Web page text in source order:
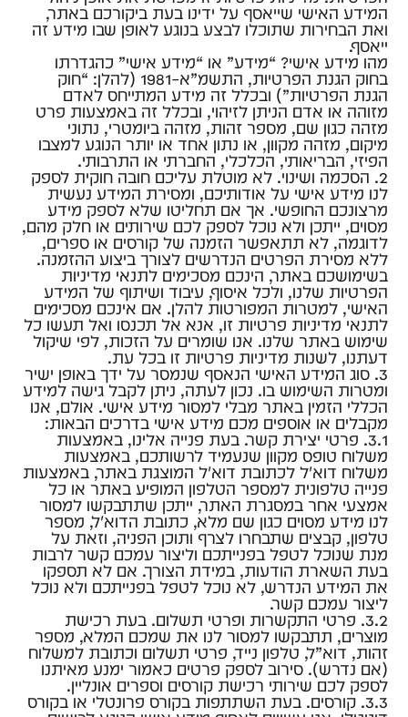
המידע האישי שייאסף על ידינו בעת ביקורכם באתר,
ואת הבחירות שתוכלו לבצע בנוגע לאופן שבו מידע זה
ייאסף.
מהו מידע אישי? “מידע” או “מידע אישי” כהגדרתו
בחוק הגנת הפרטיות, התשמ”א–1981 (להלן: “חוק
הגנת הפרטיות”) ובכלל זה מידע המתייחס לאדם
מזוהה או אדם הניתן לזיהוי, ובכלל זה באמצעות פרט
מזהה כגון שם, מספר זהות, מזהה ביומטרי, נתוני
מיקום, מזהה מקוון, או נתון אחד או יותר הנוגע למצבו
הפיזי, הבריאותי, הכלכלי, החברתי או התרבותי.
2. הסכמה ושינוי. לא מוטלת עליכם חובה חוקית לספק
לנו מידע אישי על אודותיכם, ומסירת המידע נעשית
מרצונכם החופשי. אך אם תחליטו שלא לספק מידע
מסוים, ייתכן ולא נוכל לספק לכם שירותים או חלק מהם,
לדוגמה, לא תתאפשר הזמנה של קורסים או ספרים,
ללא מסירת הפרטים הנדרשים לצורך ביצוע ההזמנה.
בשימושכם באתר, הינכם מסכימים לתנאי מדיניות
הפרטיות שלנו, ולכל איסוף, עיבוד ושיתוף של המידע
האישי, למטרות המפורטות להלן. אם אינכם מסכימים
לתנאי מדיניות פרטיות זו, אנא אל תכנסו ואל תעשו כל
שימוש באתר שלנו. אנו שומרים על הזכות, לפי שיקול
דעתנו, לשנות מדיניות פרטיות זו בכל עת.
3. סוג המידע האישי הנאסף שנמסר על ידך באופן ישיר
ומטרות השימוש בו. נכון לעתה, ניתן לקבל גישה למידע
הכללי הזמין באתר מבלי למסור מידע אישי. אולם, אנו
מקבלים או אוספים מכם מידע אישי בדרכים הבאות:
3.1. פרטי יצירת קשר. בעת פנייה אלינו, באמצעות
משלוח טופס מקוון שנעמיד לרשותכם, באמצעות
משלוח דוא״ל לכתובת דוא״ל המוצגת באתר, באמצעות
פנייה טלפונית למספר הטלפון המופיע באתר או כל
אמצעי אחר במסגרת האתר, ייתכן שתתבקשו למסור
לנו מידע מסוים כגון שם מלא, כתובת הדוא״ל, מספר
טלפון, קבצים שתבחרו לצרף ותוכן הפניה, וזאת על
מנת שנוכל לטפל בפנייתכם וליצור עמכם קשר לרבות
בעת השארת הודעות, במידת הצורך. אם לא תספקו
את המידע הנדרש, לא נוכל לטפל בפנייתכם ולא נוכל
ליצור עמכם קשר.
3.2. פרטי התקשרות ופרטי תשלום. בעת רכישת
מוצרים, תתבקשו למסור לנו את שמכם המלא, מספר
זהות, דוא”ל, טלפון נייד, פרטי תשלום וכתובת למשלוח
(אם נדרש). סירוב לספק פרטים כאמור ימנע מאיתנו
לספק לכם שירותי רכישת קורסים וספרים אונליין.
3.3. קורסים. בעת השתתפות בקורס פרונטלי או בקורס